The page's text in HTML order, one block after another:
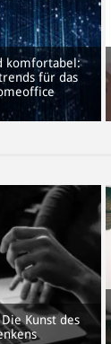
komfortabel:
für das
Die Kunst des